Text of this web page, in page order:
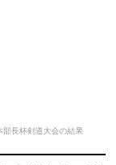
長杯剣道大会の結果